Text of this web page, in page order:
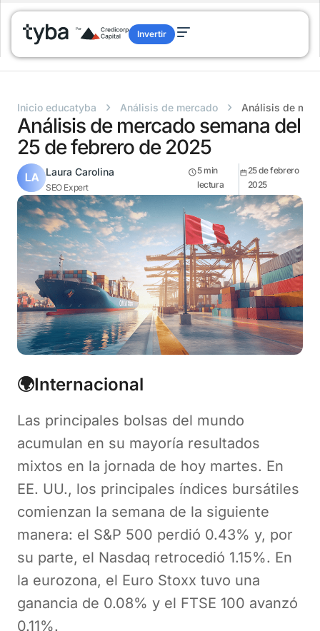
Invertir
Inicio educatyba › Análisis de mercado › Análisis de
Análisis de mercado semana del
25 de febrero de 2025
Laura Carolina
SEO Expert
5 min
lectura
25 de febrero
2025
🌍Internacional
Las principales bolsas del mundo
acumulan en su mayoría resultados
mixtos en la jornada de hoy martes. En
EE. UU., los principales índices bursátiles
comienzan la semana de la siguiente
manera: el S&P 500 perdió 0.43% y, por
su parte, el Nasdaq retrocedió 1.15%. En
la eurozona, el Euro Stoxx tuvo una
ganancia de 0.08% y el FTSE 100 avanzó
0.11%.